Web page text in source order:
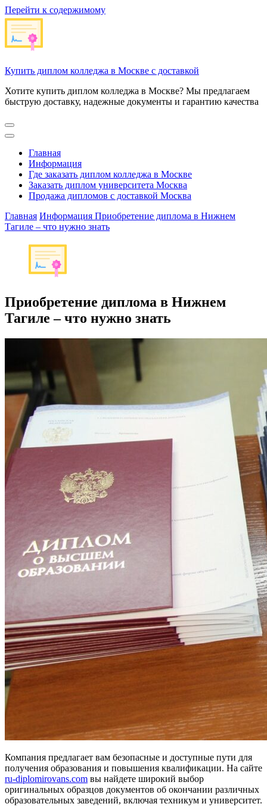
Перейти к содержимому
Купить диплом колледжа в Москве с доставкой
Хотите купить диплом колледжа в Москве? Мы предлагаем
быструю доставку, надежные документы и гарантию качества
Главная
Информация
Где заказать диплом колледжа в Москве
Заказать диплом университета Москва
Продажа дипломов с доставкой Москва
Главная Информация Приобретение диплома в Нижнем
Тагиле – что нужно знать
Приобретение диплома в Нижнем
Тагиле – что нужно знать
Компания предлагает вам безопасные и доступные пути для
получения образования и повышения квалификации. На сайте
ru-diplomirovans.com вы найдете широкий выбор
оригинальных образцов документов об окончании различных
образовательных заведений, включая техникум и университет.